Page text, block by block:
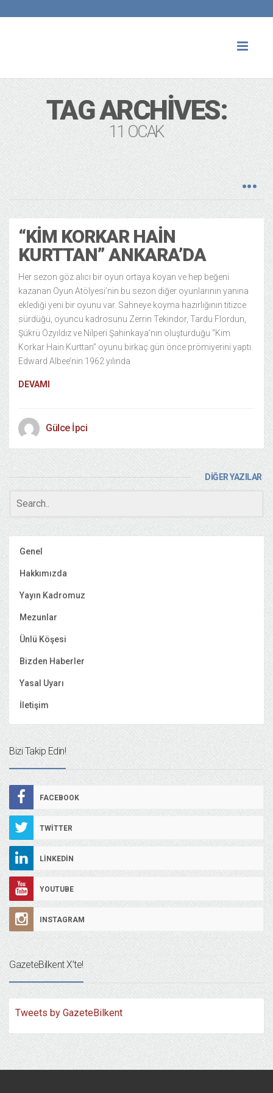
TAG ARCHIVES:
11 OCAK
“KIM KORKAR HAIN
KURTTAN” ANKARA’DA
Her sezon göz alıcı bir oyun ortaya koyan ve hep beğeni
kazanan Oyun Atölyesi’nin bu sezon diğer oyunlarının yanına
eklediği yeni bir oyunu var. Sahneye koyma hazırlığının titizce
sürdüğü, oyuncu kadrosunu Zerrin Tekindor, Tardu Flordun,
Şükrü Özyıldız ve Nilperi Şahinkaya’nın oluşturduğu “Kim
Korkar Hain Kurttan” oyunu birkaç gün önce prömiyerini yaptı.
Edward Albee’nin 1962 yılında
DEVAMI
Gülce İpci
DİĞER YAZILAR
Genel
Hakkımızda
Yayın Kadromuz
Mezunlar
Ünlü Köşesi
Bizden Haberler
Yasal Uyarı
İletişim
Bizi Takip Edin!
FACEBOOK
TWITTER
LINKEDIN
YOUTUBE
INSTAGRAM
GazeteBilkent X’te!
Tweets by GazeteBilkent